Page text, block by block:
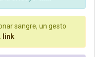
sangre, un gesto
link